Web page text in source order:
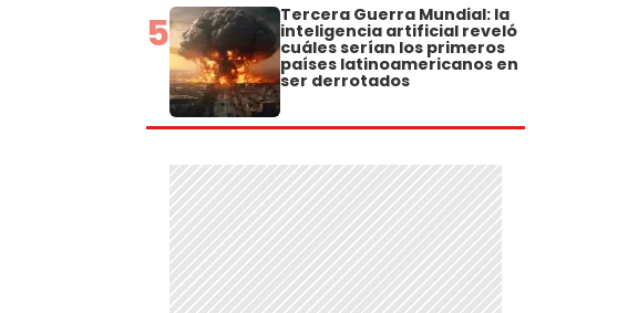
5 Tercera Guerra Mundial: la
inteligencia artificial reveló
cuáles serían los primeros
países latinoamericanos en
ser derrotados